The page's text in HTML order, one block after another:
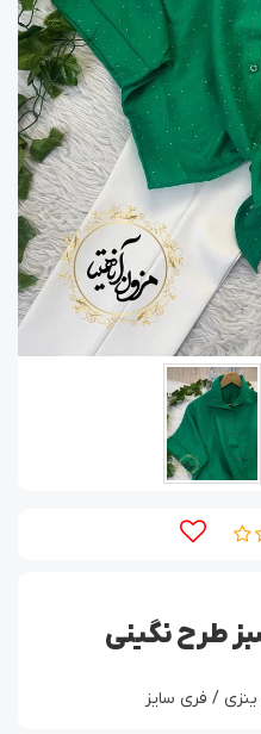
طرح نگینی
/ فری سایز